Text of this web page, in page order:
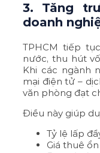
3. Tăng
doanh
TPHCM tiếp
nước, thu hút
Khi các ngành
mại điện tử –
văn phòng đạt
Điều này giúp
Tỷ lệ lấp
Giá thuê